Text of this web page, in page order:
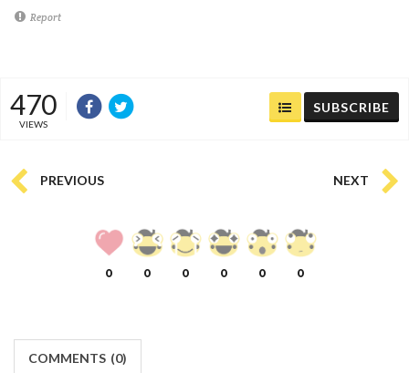
Report
470
VIEWS
SUBSCRIBE
PREVIOUS NEXT
0 0 0 0 0 0
COMMENTS (0)